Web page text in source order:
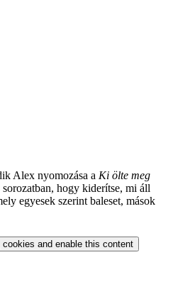
and enable this content
Alex nyomozása a Ki ölte meg
hogy kiderítse, mi áll
egyesek szerint baleset, mások